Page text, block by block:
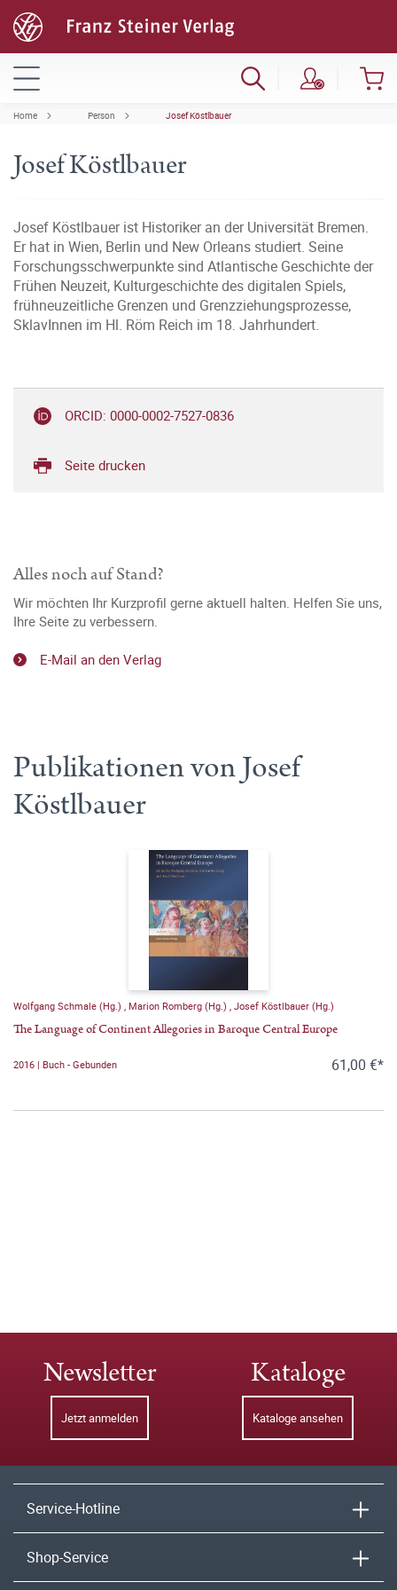
Home Person Josef Köstlbauer
Josef Köstlbauer
Josef Köstlbauer ist Historiker an der Universität Bremen.
Er hat in Wien, Berlin und New Orleans studiert. Seine
Forschungsschwerpunkte sind Atlantische Geschichte der
Frühen Neuzeit, Kulturgeschichte des digitalen Spiels,
frühneuzeitliche Grenzen und Grenzziehungsprozesse,
SklavInnen im Hl. Röm Reich im 18. Jahrhundert.
ORCID: 0000-0002-7527-0836
Seite drucken
Alles noch auf Stand?
Wir möchten Ihr Kurzprofil gerne aktuell halten. Helfen Sie uns,
Ihre Seite zu verbessern.
E-Mail an den Verlag
Publikationen von Josef
Köstlbauer
Wolfgang Schmale (Hg.) Marion Romberg (Hg.) Josef Köstlbauer (Hg.)
The Language of Continent Allegories in Baroque Central Europe
2016 | Buch - Gebunden 61,00 €*
Newsletter
Jetzt anmelden
Kataloge
Kataloge ansehen
Service-Hotline
Shop-Service